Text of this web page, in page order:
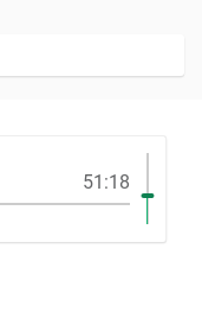
51:18